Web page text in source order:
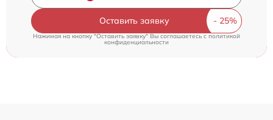
Оставить заявку
Нажимая на кнопку "Оставить заявку" Вы соглашаетесь cполитикой
конфиденциальности